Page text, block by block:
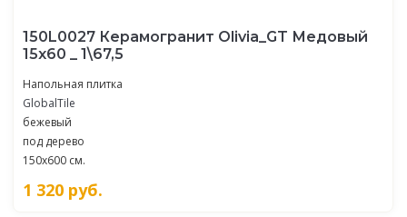
150L0027 Керамогранит Olivia_GT Медовый
15x60 _ 1\67,5
Напольная плитка
GlobalTile
бежевый
под дерево
150x600 см.
1 320 руб.